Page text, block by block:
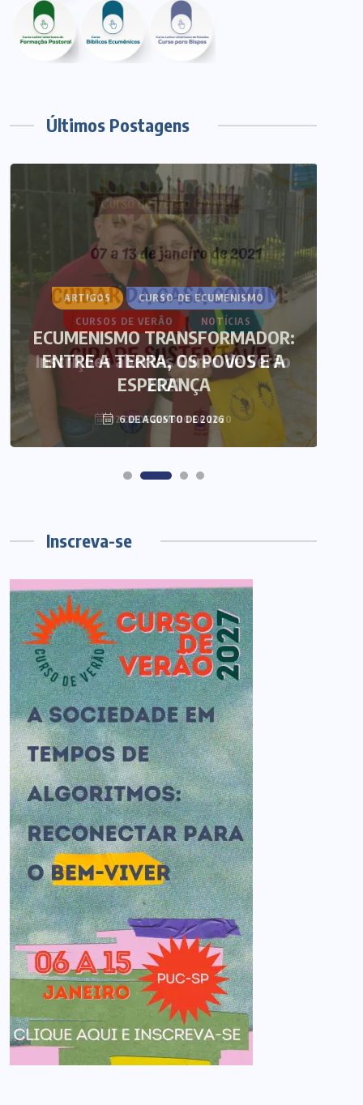
Últimos Postagens
CURSOS DE VERÃO NOTÍCIAS
Inscrições abertas Curso de Verão
2021
12 DE DEZEMBRO DE 2020
ARTIGOS CURSO DE ECUMENISMO
ECUMENISMO TRANSFORMADOR:
ENTRE A TERRA, OS POVOS E A
ESPERANÇA
6 DE AGOSTO DE 2026
Inscreva-se